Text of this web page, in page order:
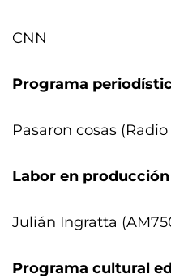
CNN
Programa
Pasaron cosas (Radio
Labor en producción
Julián Ingratta
Programa cultural